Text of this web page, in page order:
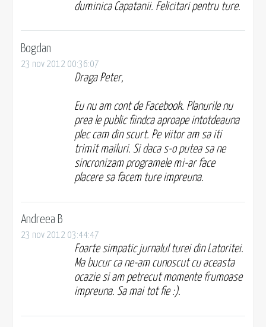
duminica Capatanii. Felicitari pentru ture.
Bogdan
23 nov 2012 00:36:07
Draga Peter,
Eu nu am cont de Facebook. Planurile nu
prea le public fiindca aproape intotdeauna
plec cam din scurt. Pe viitor am sa iti
trimit mailuri. Si daca s-o putea sa ne
sincronizam programele mi-ar face
placere sa facem ture impreuna.
Andreea B
23 nov 2012 03:44:47
Foarte simpatic jurnalul turei din Latoritei.
Ma bucur ca ne-am cunoscut cu aceasta
ocazie si am petrecut momente frumoase
impreuna. Sa mai tot fie :).